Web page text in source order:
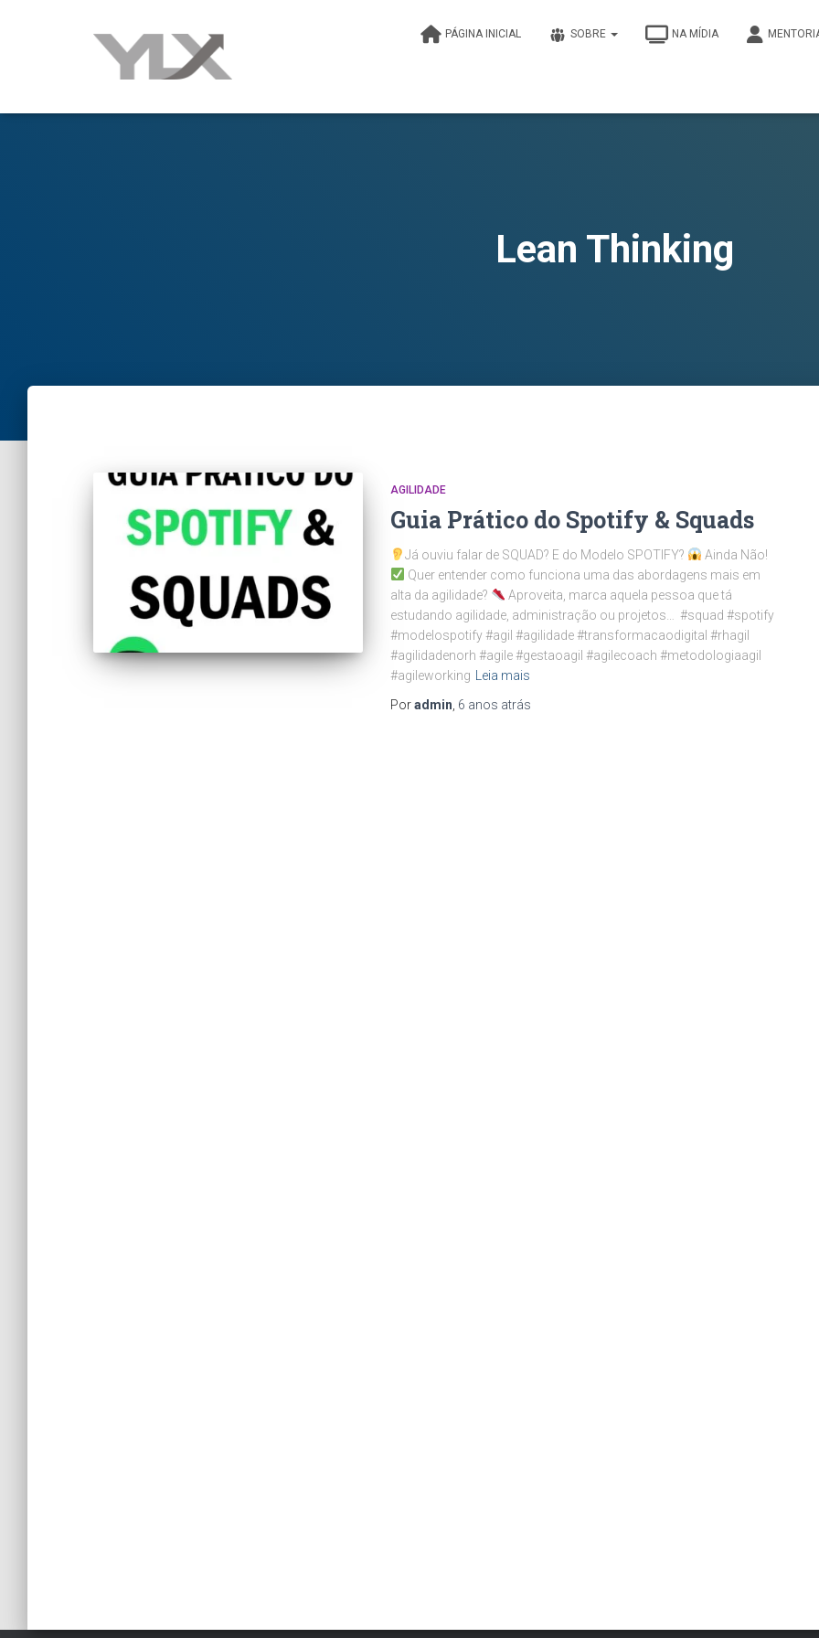
PÁGINA INICIAL SOBRE NA MÍDIA
Lean Thinking
AGILIDADE
Guia Prático do Spotify & Squads
Já ouviu falar de SQUAD? E do Modelo SPOTIFY?
Ainda Não!
Quer entender como funciona uma das abordagens mais em
alta da agilidade?
Aproveita, marca aquela pessoa que tá
estudando agilidade, administração ou projetos… #squad #spotify
#modelospotify #agil #agilidade #transformacaodigital #rhagil
#agilidadenorh #agile #gestaoagil #agilecoach #metodologiaagil
#agileworking
Leia mais
Poradmin 6 anos atrás